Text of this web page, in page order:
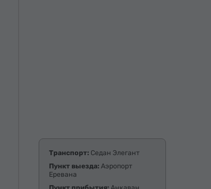
Транспорт: Седан Элегант
Пункт выезда: Аэропорт
Еревана